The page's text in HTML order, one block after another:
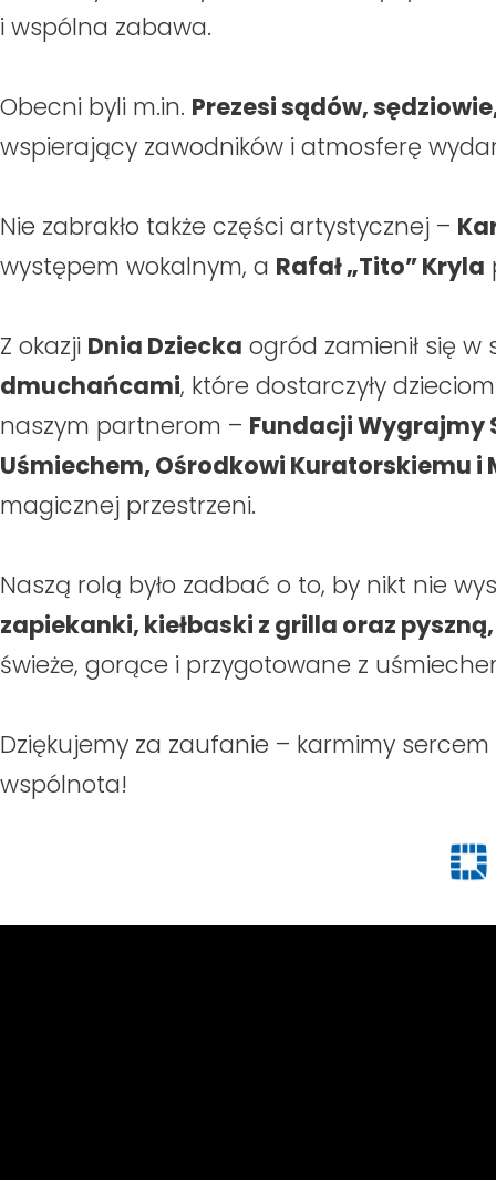
i wspólna zabawa.
Obecni byli m.in. Prezesi sądów,
wspierający zawodników i atmosferę
Nie zabrakło także części artystycznej –
występem wokalnym, a Rafał „Tito” Kryla
Z okazji Dnia Dziecka ogród zamienił się
dmuchańcami, które dostarczyły
naszym partnerom – Fundacji Wygrajmy
Uśmiechem, Ośrodkowi Kuratorskiemu i
magicznej przestrzeni.
Naszą rolą było zadbać o to, by nikt nie
zapiekanki, kiełbaski z grilla oraz
świeże, gorące i przygotowane z
Dziękujemy za zaufanie – karmimy
wspólnota!